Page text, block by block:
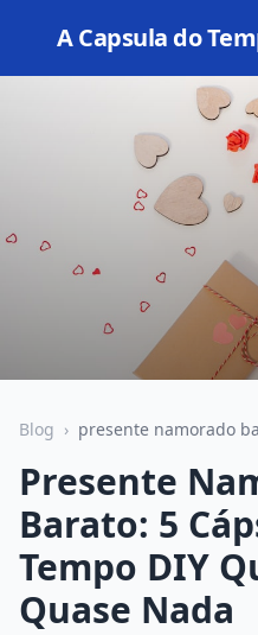
A Capsula do
Blog › presente namorado
Presente
Barato: 5
Tempo DIY
Quase Nada